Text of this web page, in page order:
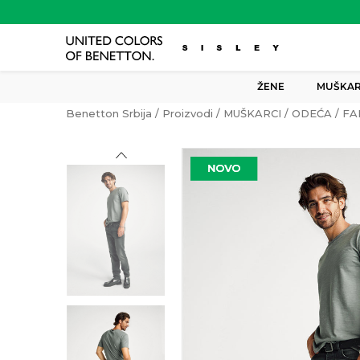
ŽENE
Benetton Srbija Proizvodi MUŠKARCI ODEĆA